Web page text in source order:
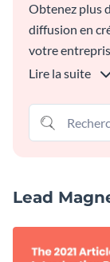
Obtenez plus
diffusion en
votre
guides, des
Pas besoin
créer un lead
de diffusion
Lire la suite
Lead